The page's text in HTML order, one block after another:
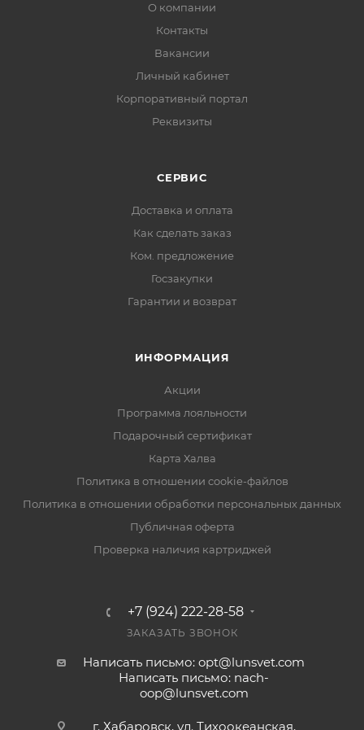
О компании
Контакты
Вакансии
Личный кабинет
Корпоративный портал
Реквизиты
СЕРВИС
Доставка и оплата
Как сделать заказ
Ком. предложение
Госзакупки
Гарантии и возврат
ИНФОРМАЦИЯ
Акции
Программа лояльности
Подарочный сертификат
Карта Халва
Политика в отношении cookie-файлов
Политика в отношении обработки персональных данных
Публичная оферта
Проверка наличия картриджей
+7 (924) 222-28-58
ЗАКАЗАТЬ ЗВОНОК
Написать письмо: opt@lunsvet.com
Написать письмо: nach-
oop@lunsvet.com
г. Хабаровск, ул. Тихоокеанская,